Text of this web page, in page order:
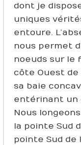
dont je
uniques
entoure.
nous permet
noeuds sur le
côte Ouest de
sa baie
entérinant un
Nous
la pointe Sud
pointe Sud de